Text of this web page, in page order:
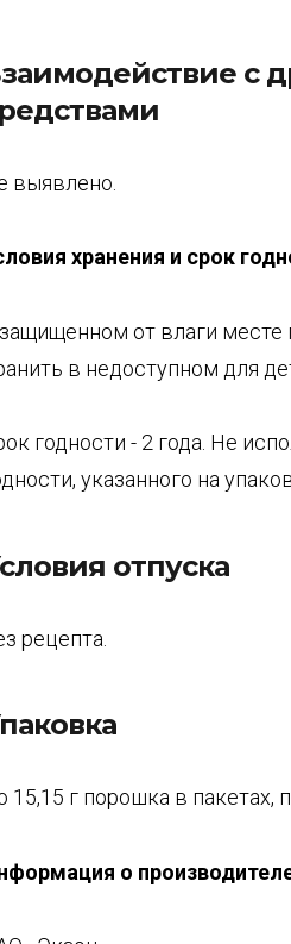
с
выявлено.
хранения и срок
от влаги месте
в недоступном для
годности - 2 года. Не
указанного на
отпуска
рецепта.
15,15 г порошка в пакетах,
о